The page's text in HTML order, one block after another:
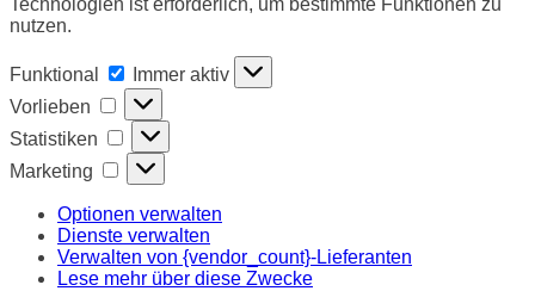
Technologien ist erforderlich, um bestimmte Funktionen zu
nutzen.
Funktional Funktional
Immer aktiv
Vorlieben
Vorlieben
Statistiken Statistiken
Marketing Marketing
Optionen verwalten
Dienste verwalten
Verwalten von {vendor_count}-Lieferanten
Lese mehr über diese Zwecke